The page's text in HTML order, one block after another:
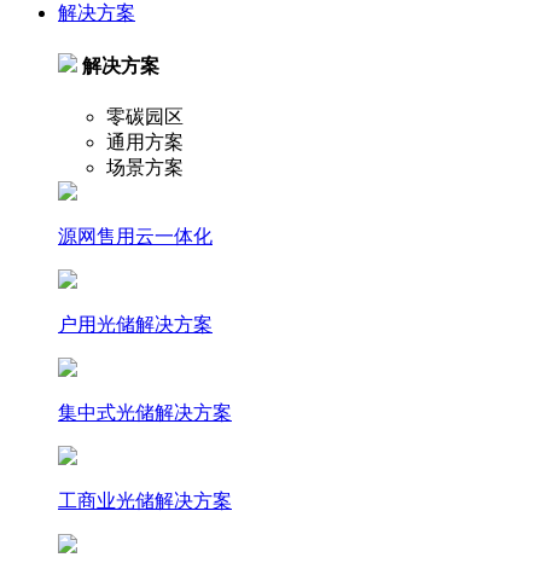
解决方案
解决方案
零碳园区
通用方案
场景方案
源网售用云一体化
户⽤光储解决⽅案
集中式光储解决⽅案
⼯商业光储解决⽅案